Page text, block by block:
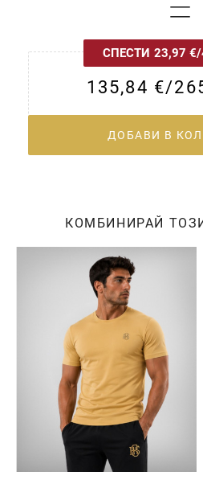
СПЕСТИ 23,97 €/
135,84 €/
ДОБАВИ В
КОМБИНИРАЙ